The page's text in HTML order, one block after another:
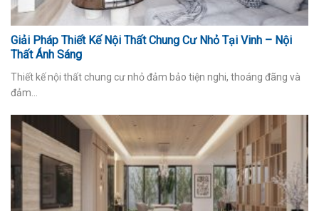
Giải Pháp Thiết Kế Nội Thất Chung Cư Nhỏ Tại Vinh – Nội
Thất Ánh Sáng
Thiết kế nội thất chung cư nhỏ đảm bảo tiện nghi, thoáng đãng và
đảm...